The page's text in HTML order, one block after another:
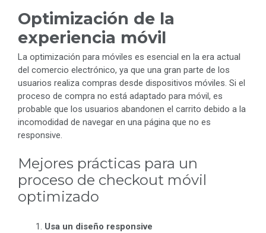
Optimización de la
experiencia móvil
La optimización para móviles es esencial en la era actual
del comercio electrónico, ya que una gran parte de los
usuarios realiza compras desde dispositivos móviles. Si el
proceso de compra no está adaptado para móvil, es
probable que los usuarios abandonen el carrito debido a la
incomodidad de navegar en una página que no es
responsive.
Mejores prácticas para un
proceso de checkout móvil
optimizado
Usa un diseño responsive